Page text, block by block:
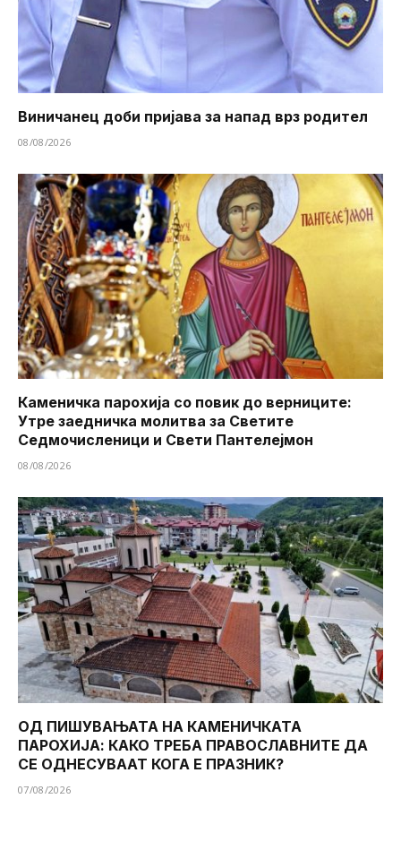
Виничанец доби пријава за напад врз родител
08/08/2026
Каменичка парохија со повик до верниците:
Утре заедничка молитва за Светите
Седмочисленици и Свети Пантелејмон
08/08/2026
ОД ПИШУВАЊАТА НА КАМЕНИЧКАТА
ПАРОХИЈА: КАКО ТРЕБА ПРАВОСЛАВНИТЕ ДА
СЕ ОДНЕСУВААТ КОГА Е ПРАЗНИК?
07/08/2026